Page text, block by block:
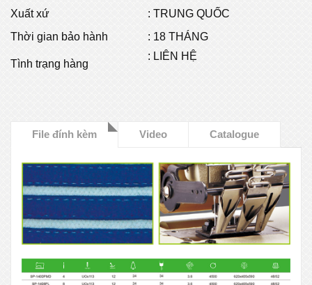
Xuất xứ
: TRUNG QUỐC
Thời gian bảo hành
: 18 THÁNG
Tình trạng hàng
: LIÊN HỆ
File đính kèm Video Catalogue